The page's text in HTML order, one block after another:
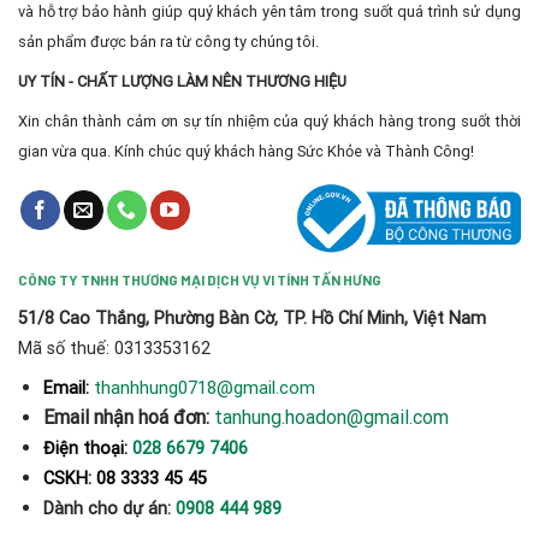
và hỗ trợ bảo hành giúp quý khách yên tâm trong suốt quá trình sử dụng
sản phẩm được bán ra từ công ty chúng tôi.
UY TÍN - CHẤT LƯỢNG LÀM NÊN THƯƠNG HIỆU
Xin chân thành cảm ơn sự tín nhiệm của quý khách hàng trong suốt thời
gian vừa qua. Kính chúc quý khách hàng Sức Khỏe và Thành Công!
CÔNG TY TNHH THƯƠNG MẠI DỊCH VỤ VI TÍNH TẤN HƯNG
51/8 Cao Thắng, Phường Bàn Cờ, TP. Hồ Chí Minh, Việt Nam
Mã số thuế: 0313353162
Email: thanhhung0718@gmail.com
Email nhận hoá đơn: tanhung.hoadon@gmail.com
Điện thoại: 028 6679 7406
CSKH: 08 3333 45 45
Dành cho dự án: 0908 444 989